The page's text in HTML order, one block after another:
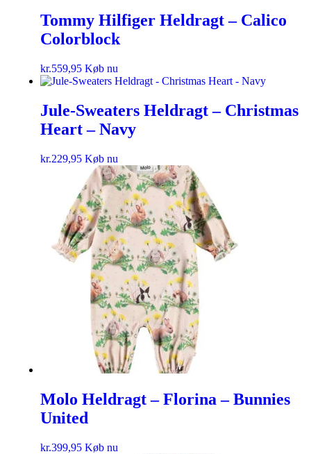
Tommy Hilfiger Heldragt – Calico
Colorblock
kr.559,95 Køb nu
Jule-Sweaters Heldragt – Christmas
Heart – Navy
kr.229,95 Køb nu
Molo Heldragt – Florina – Bunnies
United
kr.399,95 Køb nu